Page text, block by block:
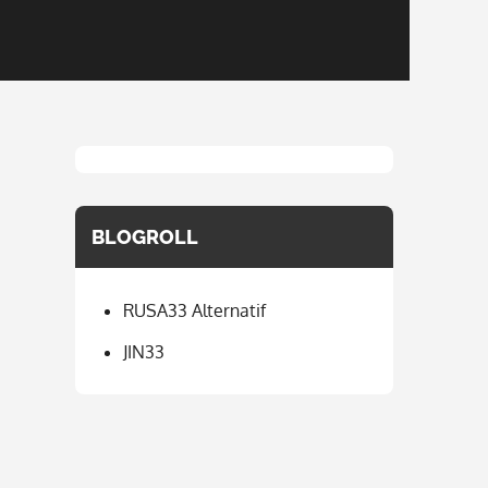
BLOGROLL
RUSA33 Alternatif
JIN33